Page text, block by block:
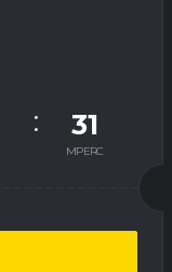
31
MPERC